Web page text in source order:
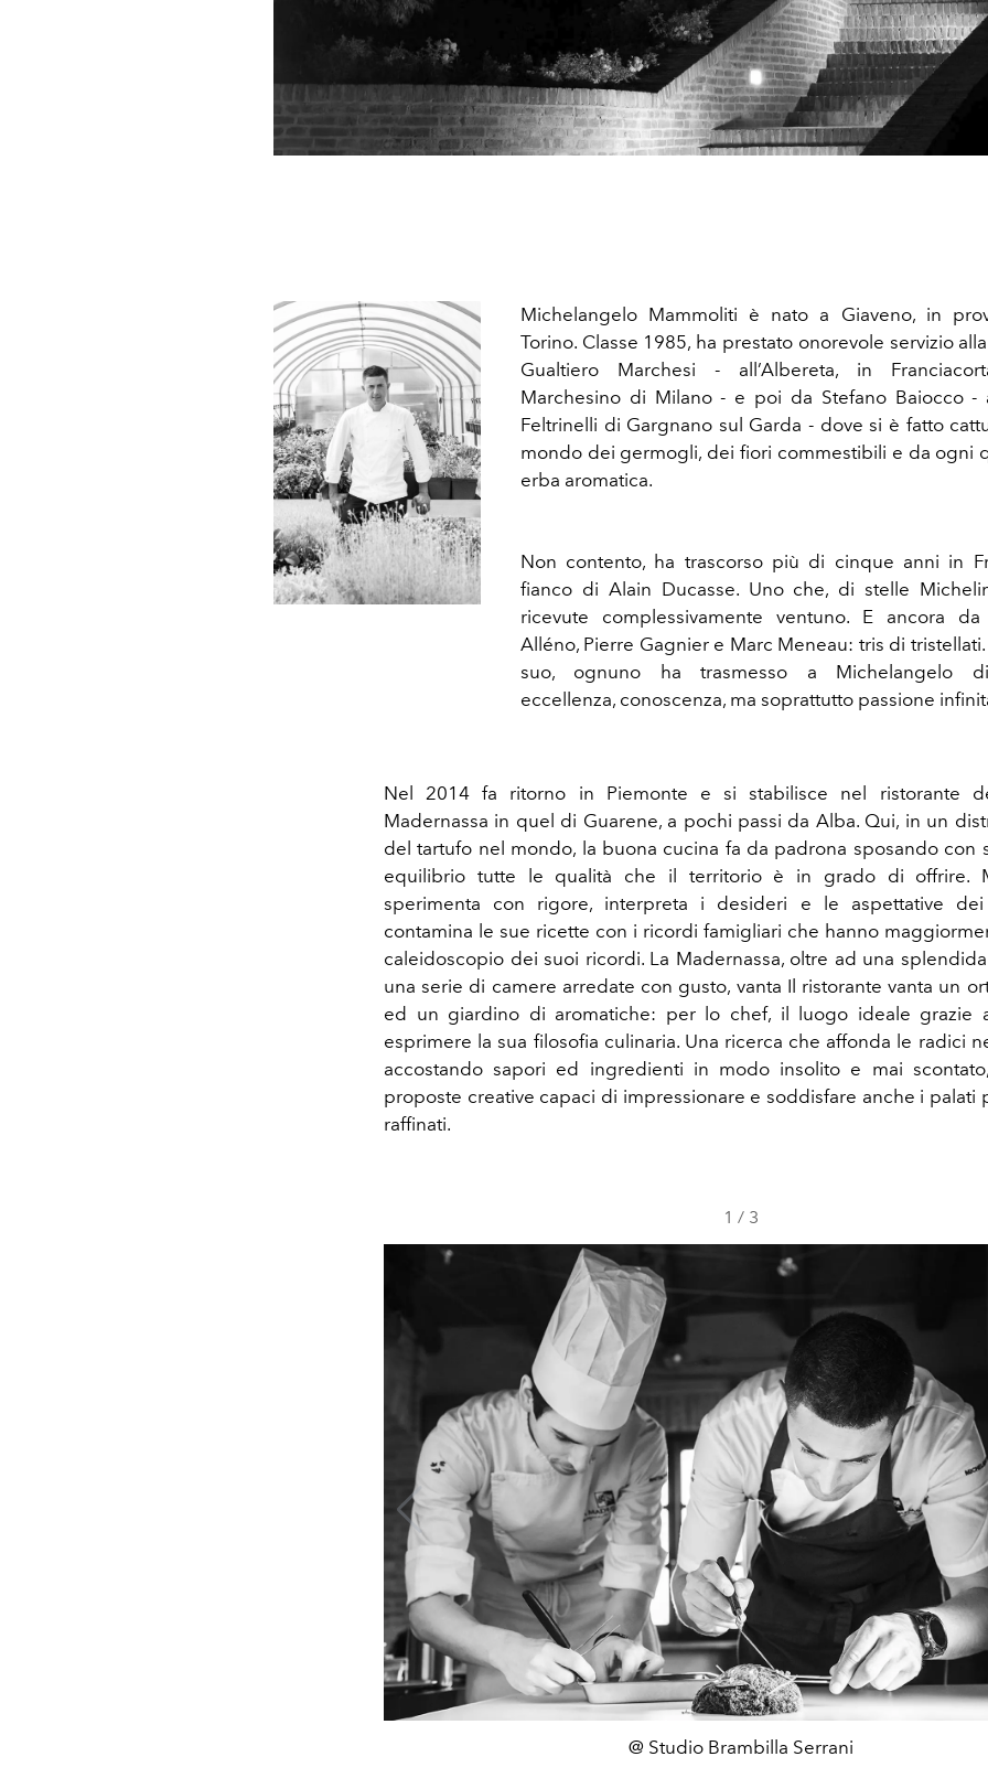
Michelangelo Mammoliti è nato a Giaveno, in
Torino. Classe 1985, ha prestato onorevole servizio
Gualtiero Marchesi - all’Albereta, in
Marchesino di Milano - e poi da Stefano Baiocco -
Feltrinelli di Gargnano sul Garda - dove si è fatto
mondo dei germogli, dei fiori commestibili e da ogni
erba aromatica.
Non contento, ha trascorso più di cinque anni in
fianco di Alain Ducasse. Uno che, di stelle
ricevute complessivamente ventuno. E ancora da
Alléno, Pierre Gagnier e Marc Meneau: tris di
suo, ognuno ha trasmesso a Michelangelo
eccellenza, conoscenza, ma soprattutto passione
Nel 2014 fa ritorno in Piemonte e si stabilisce nel ristorante
Madernassa in quel di Guarene, a pochi passi da Alba. Qui, in un
del tartufo nel mondo, la buona cucina fa da padrona sposando con
equilibrio tutte le qualità che il territorio è in grado di offrire.
sperimenta con rigore, interpreta i desideri e le aspettative
contamina le sue ricette con i ricordi famigliari che hanno
caleidoscopio dei suoi ricordi. La Madernassa, oltre ad una
una serie di camere arredate con gusto, vanta Il ristorante vanta un
ed un giardino di aromatiche: per lo chef, il luogo ideale grazie
esprimere la sua filosofia culinaria. Una ricerca che affonda le radici
accostando sapori ed ingredienti in modo insolito e mai
proposte creative capaci di impressionare e soddisfare anche i palati
raffinati.
1 / 3
@ Studio Brambilla Serrani